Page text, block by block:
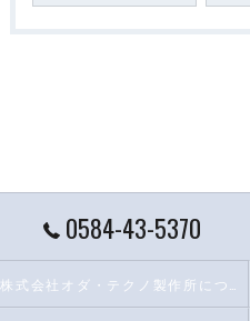
0584-43-5370